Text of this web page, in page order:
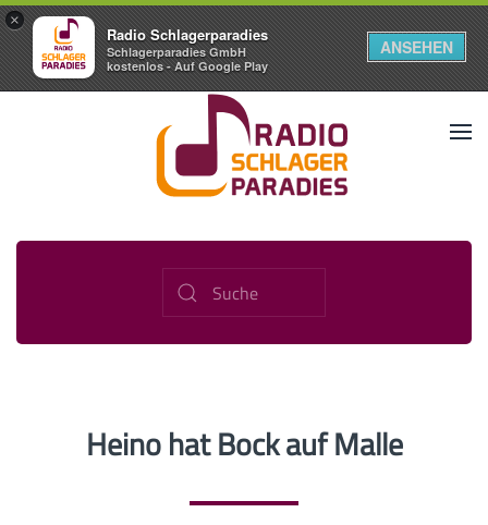
×
Radio Schlagerparadies
Schlagerparadies GmbH
kostenlos - Auf Google Play
ANSEHEN
Heino hat Bock auf Malle